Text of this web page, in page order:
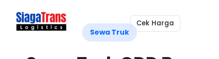
Cek Harga
Sewa Truk